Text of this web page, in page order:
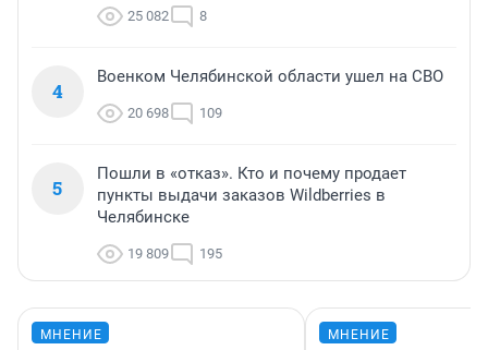
25 082 8
4
Военком Челябинской области ушел на СВО
20 698 109
5
Пошли в «отказ». Кто и почему продает
пункты выдачи заказов Wildberries в
Челябинске
19 809 195
МНЕНИЕ МНЕНИЕ